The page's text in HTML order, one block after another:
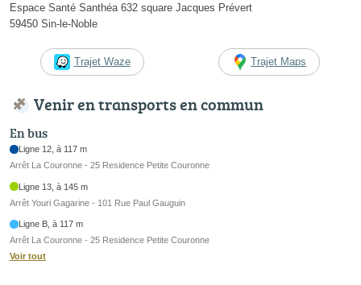
Espace Santé Santhéa 632 square Jacques Prévert
59450 Sin-le-Noble
Trajet Waze Trajet Maps
Venir en transports en commun
En bus
Ligne 12, à 117 m
Arrêt La Couronne - 25 Residence Petite Couronne
Ligne 13, à 145 m
Arrêt Youri Gagarine - 101 Rue Paul Gauguin
Ligne B, à 117 m
Arrêt La Couronne - 25 Residence Petite Couronne
Voir tout